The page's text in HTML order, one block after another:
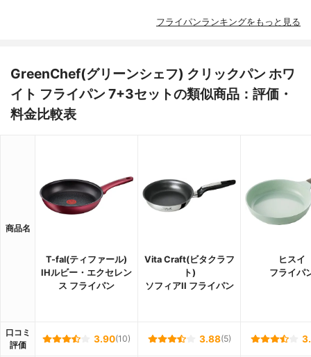
フライパンランキングをもっと見る
GreenChef(グリーンシェフ) クリックパン ホワ
イト フライパン 7+3セットの類似商品：評価・
料金比較表
商品名
T-fal(ティファール)
IHルビー・エクセレン
ス フライパン
Vita Craft(ビタクラフ
ト)
ソフィアII フライパン
ヒスイ
フライパ
口コミ
評価
3.90(10) 3.88(5)